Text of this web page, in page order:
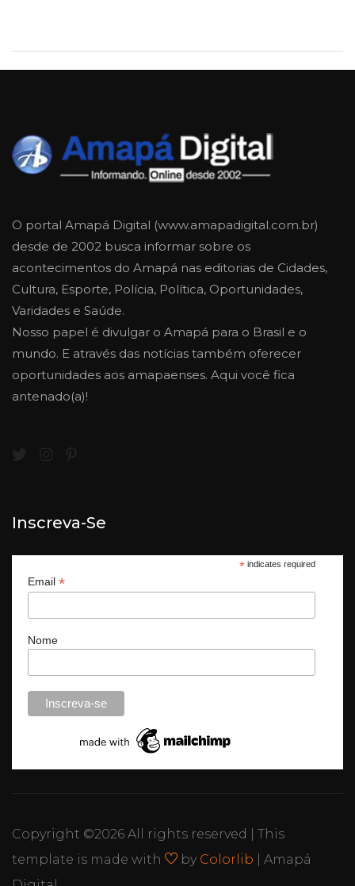
O portal Amapá Digital (www.amapadigital.com.br)
desde de 2002 busca informar sobre os
acontecimentos do Amapá nas editorias de Cidades,
Cultura, Esporte, Polícia, Política, Oportunidades,
Varidades e Saúde.
Nosso papel é divulgar o Amapá para o Brasil e o
mundo. E através das notícias também oferecer
oportunidades aos amapaenses. Aqui você fica
antenado(a)!
Inscreva-Se
*indicates required
Email *
Nome
Copyright ©2026 All rights reserved | This
template is made with
by Colorlib | Amapá